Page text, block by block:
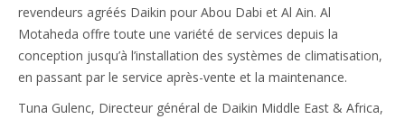
revendeurs agréés Daikin pour Abou Dabi et Al Ain. Al
Motaheda offre toute une variété de services depuis la
conception jusqu’à l’installation des systèmes de climatisation,
en passant par le service après-vente et la maintenance.
Tuna Gulenc, Directeur général de Daikin Middle East & Africa,